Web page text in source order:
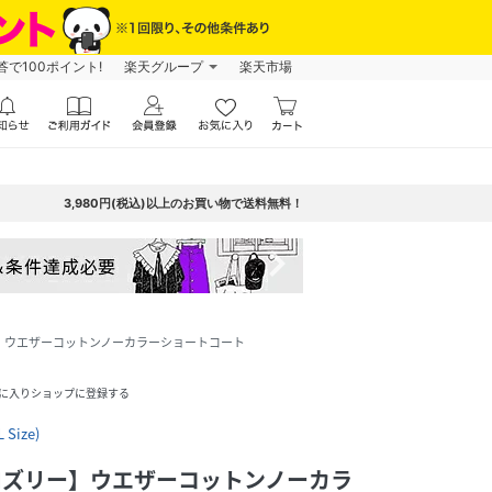
で100ポイント! 楽天グループ 楽天市場
3,980円(税込)以上のお買い物で送料無料！
navigate_next
ウエザーコットンノーカラーショートコート
入りショップに登録する
Size)
ズリー】ウエザーコットンノーカラ